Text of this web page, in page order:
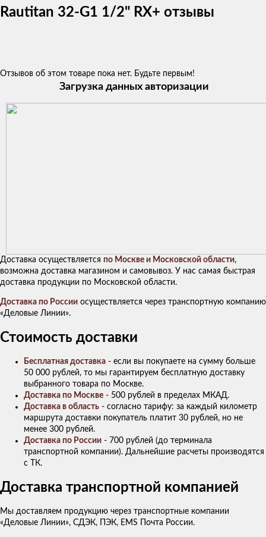
Rautitan 32-G1 1/2" RX+ отзывы
Отзывов об этом товаре пока нет. Будьте первым!
Загрузка данных авторизации
Доставка осуществляется по Москве и Московской области,
возможна доставка магазином и самовывоз. У нас самая быстрая
доставка продукции по Московской области.
Доставка по России осуществляется через транспортную компанию
«Деловые Линии».
Стоимость доставки
Бесплатная доставка - если вы покупаете на сумму больше
50 000 рублей, то мы гарантируем бесплатную доставку
выбранного товара по Москве.
Доставка по Москве - 500 рублей в пределах МКАД.
Доставка в область - согласно тарифу: за каждый километр
маршрута доставки покупатель платит 30 рублей, но не
менее 300 рублей.
Доставка по России - 700 рублей (до терминала
транспортной компании). Дальнейшие расчеты производятся
с ТК.
Доставка транспортной компанией
Мы доставляем продукцию через транспортные компании
«Деловые Линии», СДЭК, ПЭК, EMS Почта России.